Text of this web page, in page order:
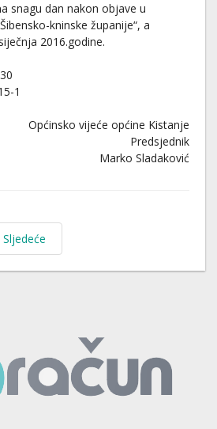
snagu dan nakon objave u
kninske županije“, a
2016.godine.
1
Općinsko vijeće općine Kistanje
Predsjednik
Marko Sladaković
Sljedeće